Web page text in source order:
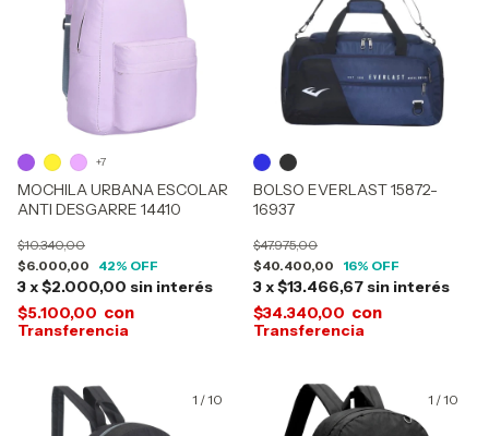
MOCHILA URBANA ESCOLAR
ANTI DESGARRE 14410
$6.000,00
$10.340,00
42% OFF
3x$2.000,00 sin interés
$5.100,00 con
+7
BOLSO EVERLAST 15872-
16937
$40.400,00
$47.975,00
16% OFF
3x$13.466,67 sin interés
$34.340,00 con
1 /10 1 /10